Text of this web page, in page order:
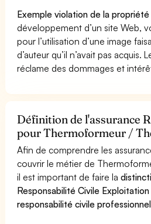
Exemple violation de la
développement d’un site Web,
pour l’utilisation d’une image
d’auteur qu’il n’avait pas
réclame des dommages et
Définition de l'assurance
pour Thermoformeur /
Afin de comprendre les
couvrir le métier de
il est important de faire la
Responsabilité Civile
responsabilité civile